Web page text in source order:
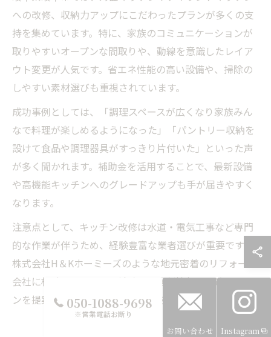
への改修、収納力アップにこだわったプランが多くの支
持を集めています。特に、家族のコミュニケーションが
取りやすいオープンな間取りや、動線を意識したレイア
ウト変更が人気です。省エネ性能の高い設備や、掃除の
しやすい素材選びも重視されています。
成功事例としては、「調理スペースが広くなり家族みん
なで料理が楽しめるようになった」「パントリー収納を
設けて食品や調理器具がすっきり片付いた」といった声
が多く聞かれます。補助金を活用することで、最新設備
や高機能キッチンへのグレードアップも手が届きやすく
なります。
注意点として、キッチン改修は水道・電気工事など専門
的な作業が伴うため、経験豊富な業者選びが重要です。
株式会社H＆Kホーミーズのような地元密着のリフォーム
会社に相談することで、補助金の最新情報や最適なプラ
ンを提案してもらえるメリットがあります。
050-1088-9698
※営業電話お断り
お問い合わせ Instagram